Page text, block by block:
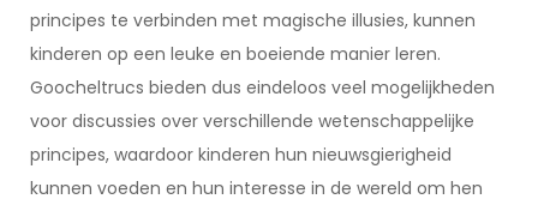
principes te verbinden met magische illusies, kunnen
kinderen op een leuke en boeiende manier leren.
Goocheltrucs bieden dus eindeloos veel mogelijkheden
voor discussies over verschillende wetenschappelijke
principes, waardoor kinderen hun nieuwsgierigheid
kunnen voeden en hun interesse in de wereld om hen